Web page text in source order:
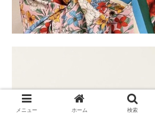
メニュー ホーム 検索